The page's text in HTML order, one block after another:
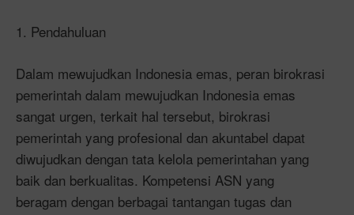
1. Pendahuluan
Dalam mewujudkan Indonesia emas, peran birokrasi
pemerintah dalam mewujudkan Indonesia emas
sangat urgen, terkait hal tersebut, birokrasi
pemerintah yang profesional dan akuntabel dapat
diwujudkan dengan tata kelola pemerintahan yang
baik dan berkualitas. Kompetensi ASN yang
beragam dengan berbagai tantangan tugas dan